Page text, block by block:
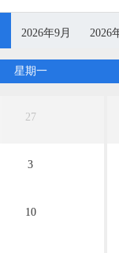
2026年9月 2026
星期一
27
3
10